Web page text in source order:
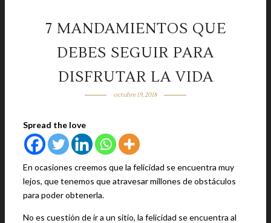
7 MANDAMIENTOS QUE
DEBES SEGUIR PARA
DISFRUTAR LA VIDA
octubre 19, 2018
Spread the love
En ocasiones creemos que la felicidad se encuentra muy
lejos, que tenemos que atravesar millones de obstáculos
para poder obtenerla.
No es cuestión de ir a un sitio, la felicidad se encuentra al